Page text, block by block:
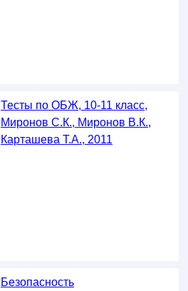
Тесты по ОБЖ, 10-11 класс,
Миронов С.К., Миронов В.К.,
Карташева Т.А., 2011
Безопасность